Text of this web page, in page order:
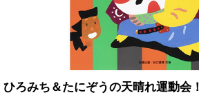
ひろみち＆たにぞうの天晴れ運動会！